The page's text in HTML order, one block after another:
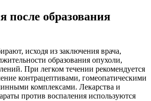
после образования
исходя из заключения врача,
образования опухоли,
При легком течении рекомендуется
контрацептивами, гомеопатическими
комплексами. Лекарства и
против воспаления используются